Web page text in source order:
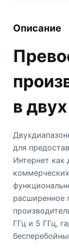
Описание
в
для
Интернет
расширенное
ГГц и 5 ГГц,